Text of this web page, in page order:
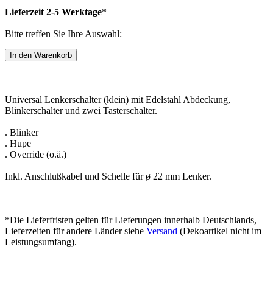
Lieferzeit 2-5 Werktage*
Bitte treffen Sie Ihre Auswahl:
Universal Lenkerschalter (klein) mit Edelstahl Abdeckung,
Blinkerschalter und zwei Tasterschalter.
. Blinker
. Hupe
. Override (o.ä.)
Inkl. Anschlußkabel und Schelle für ø 22 mm Lenker.
*Die Lieferfristen gelten für Lieferungen innerhalb Deutschlands,
Lieferzeiten für andere Länder siehe Versand (Dekoartikel nicht im
Leistungsumfang).